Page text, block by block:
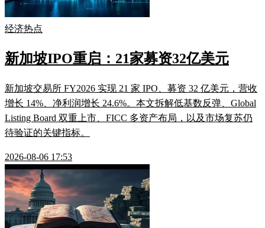
经济热点
新加坡IPO重启：21家募资32亿美元
新加坡交易所 FY2026 实现 21 家 IPO、募资 32 亿美元，营收
增长 14%、净利润增长 24.6%。本文拆解低基数反弹、Global
Listing Board 双重上市、FICC 多资产布局，以及市场复苏仍
待验证的关键指标。
2026-08-06 17:53